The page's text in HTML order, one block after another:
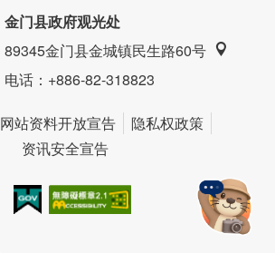
金门县政府观光处
89345金门县金城镇民生路60号
电话：+886-82-318823
网站资料开放宣告
隐私权政策
资讯安全宣告